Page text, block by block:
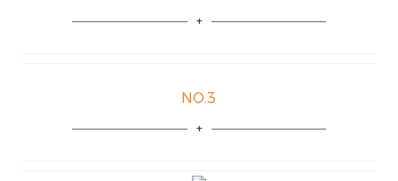
NO.3